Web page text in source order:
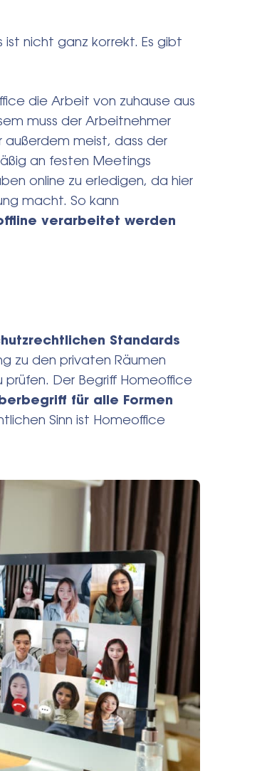
nicht ganz korrekt. Es gibt
die Arbeit von zuhause aus
muss der Arbeitnehmer
meist, dass der
an festen Meetings
online zu erledigen, da hier
macht. So kann
verarbeitet werden
Standards
zu den privaten Räumen
Der Begriff Homeoffice
für alle Formen
Sinn ist Homeoffice